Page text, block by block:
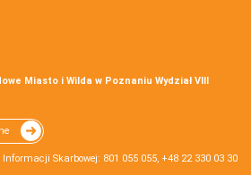
Miasto i Wilda w Poznaniu Wydział VIII
Skarbowej: 801 055 055, +48 22 330 03 30